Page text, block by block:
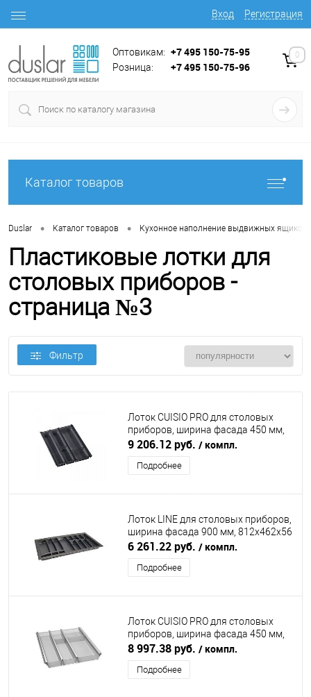
Вход Регистрация
Оптовикам: +7 495 150-75-95
Розница: +7 495 150-75-96
0
Каталог товаров
Duslar • Каталог товаров • Кухонное наполнение выдвижных ящиков
Пластиковые лотки для
столовых приборов -
страница №3
Фильтр
Лоток CUISIO PRO для столовых
приборов, ширина фасада 450 мм,
345-370х473х55 мм, черный
NINKAPLAST (НИНКАПЛАСТ)
9 206.12 руб. / компл.
Подробнее
Лоток LINE для столовых приборов,
ширина фасада 900 мм, 812х462х56
мм, антрацит DIRKS (ДИРКС)
6 261.22 руб. / компл.
Подробнее
Лоток CUISIO PRO для столовых
приборов, ширина фасада 450 мм,
345-370х463х55 мм, серый
NINKAPLAST (НИНКАПЛАСТ)
8 997.38 руб. / компл.
Подробнее